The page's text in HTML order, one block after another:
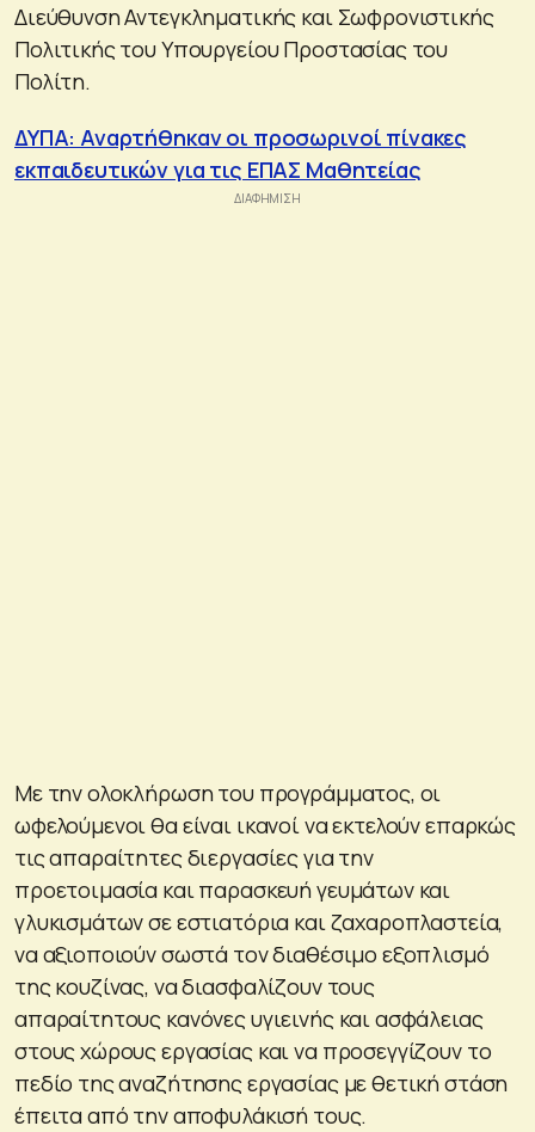
Διεύθυνση Αντεγκληματικής και Σωφρονιστικής
Πολιτικής του Υπουργείου Προστασίας του
Πολίτη.
ΔΥΠΑ: Αναρτήθηκαν οι προσωρινοί πίνακες
εκπαιδευτικών για τις ΕΠΑΣ Μαθητείας
Με την ολοκλήρωση του προγράμματος, οι
ωφελούμενοι θα είναι ικανοί να εκτελούν επαρκώς
τις απαραίτητες διεργασίες για την
προετοιμασία και παρασκευή γευμάτων και
γλυκισμάτων σε εστιατόρια και ζαχαροπλαστεία,
να αξιοποιούν σωστά τον διαθέσιμο εξοπλισμό
της κουζίνας, να διασφαλίζουν τους
απαραίτητους κανόνες υγιεινής και ασφάλειας
στους χώρους εργασίας και να προσεγγίζουν το
πεδίο της αναζήτησης εργασίας με θετική στάση
έπειτα από την αποφυλάκισή τους.